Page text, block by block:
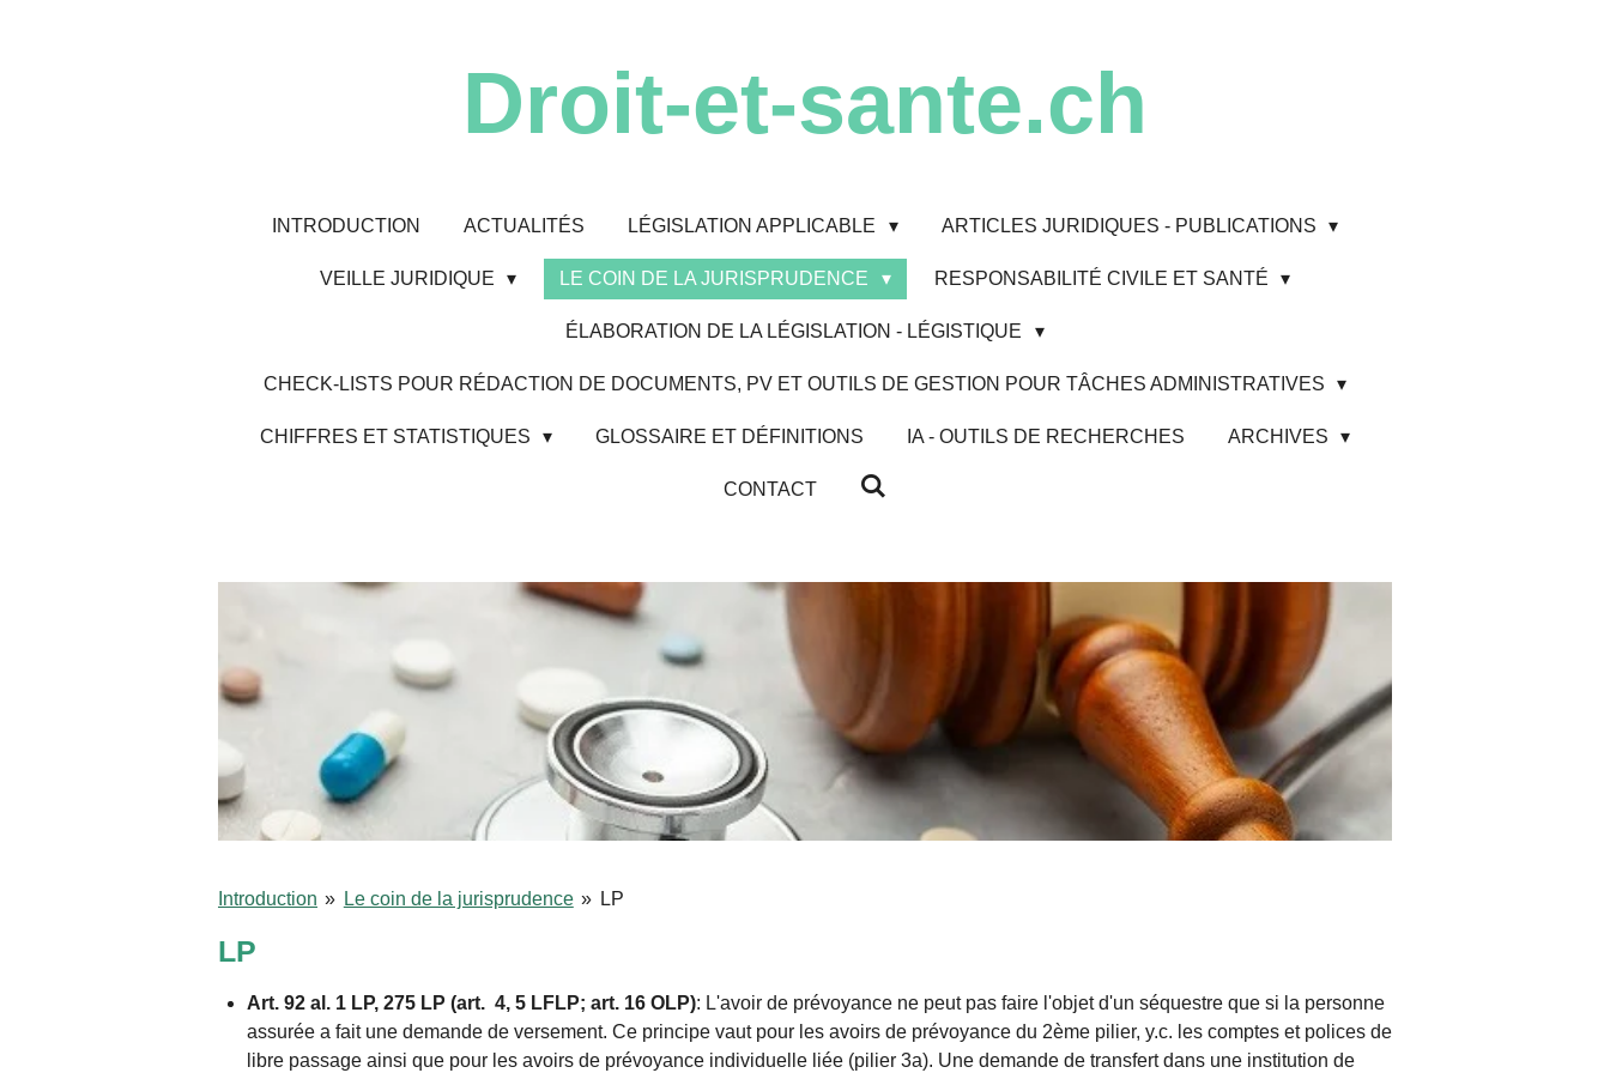
Droit-et-sante.ch
INTRODUCTION ACTUALITÉS LÉGISLATION APPLICABLE ARTICLES JURIDIQUES - PUBLICATIONS
VEILLE JURIDIQUE LE COIN DE LA JURISPRUDENCE RESPONSABILITÉ CIVILE ET SANTÉ
ÉLABORATION DE LA LÉGISLATION - LÉGISTIQUE
CHECK-LISTS POUR RÉDACTION DE DOCUMENTS, PV ET OUTILS DE GESTION POUR TÂCHES ADMINISTRATIVES
CHIFFRES ET STATISTIQUES GLOSSAIRE ET DÉFINITIONS IA - OUTILS DE RECHERCHES ARCHIVES
CONTACT
Introduction » Le coin de la jurisprudence » LP
LP
Art. 92 al. 1 LP, 275 LP (art. 4, 5 LFLP; art. 16 OLP): L'avoir de prévoyance ne peut pas faire l'objet d'un séquestre que si la personne
assurée a fait une demande de versement. Ce principe vaut pour les avoirs de prévoyance du 2ème pilier, y.c. les comptes et polices de
libre passage ainsi que pour les avoirs de prévoyance individuelle liée (pilier 3a). Une demande de transfert dans une institution de